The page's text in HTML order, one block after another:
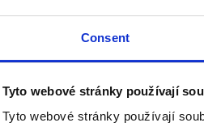
Consent
Tyto webové stránky používají
Tyto webové stránky používají